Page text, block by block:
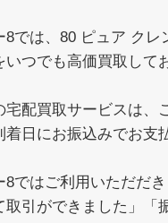
8では、80 ピュア ク
つでも高価買取して
宅配買取サービスは、
着日にお振込みでお支
8ではご利用いただだ
取引ができました」「